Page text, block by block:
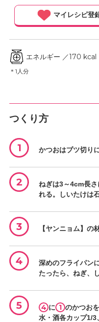
マイレシピ登
エネルギー ／170 kcal
＊1人分
つくり方
1 かつおはブツ切り
2
ねぎは3～4cm長
れる。しいたけは
3 【ヤンニョム】の
4
深めのフライパン
たったら、ねぎ、
5 4 に 1 のかつおを
水・酒各カップ1/3